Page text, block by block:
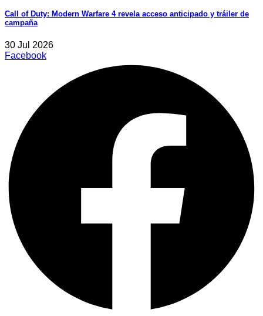
Call of Duty: Modern Warfare 4 revela acceso anticipado y tráiler de
campaña
30 Jul 2026
Facebook